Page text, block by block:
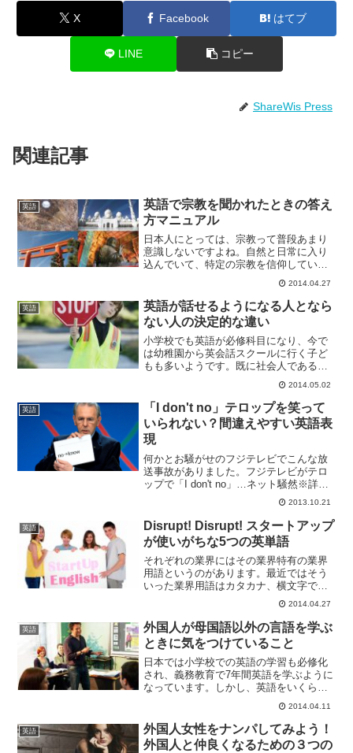
X Facebook はてブ
LINE コピー
ShareWis Press
関連記事
英語
英語で宗教を聞かれたときの答え
方マニュアル
日本人にとっては、宗教って普段あまり
意識しないですよね。自然と日常に入り
込んでいて、特定の宗教を信仰している
んだと思うような事はあまりないもので
す。しかし、所変われば品変わる。外国
人にとっては、宗教は避けては通れない
もの。これは、いわば日本...
2014.04.27
英語
英語が話せるようになる人となら
ない人の決定的な違い
小学校でも英語が必修科目になり、今で
は幼稚園から英会話スクールに行く子ど
もも多いようです。既に社会人である人
も、中学・高校時代だけでみっちり6年間
も英語を勉強しています。さらに受験英
語で徹底的に単語や文法を覚えますし、
大学でも一般教養として...
2014.05.02
英語
「I don't no」テロップを笑って
いられない？間違えやすい英語表
現
何かとお騒がせのフジテレビでこんな放
送事故がありました。フジテレビがテロ
ップで「I don't no」…ネット騒然※詳細
はリンクの画像をご覧下さい。もちろん"I
don't no." ではなく、正しくは "I don't
know." です...
2013.10.21
英語
Disrupt! Disrupt! スタートアップ
が使いがちな5つの英単語
それぞれの業界にはその業界特有の業界
用語というのがあります。最近ではそう
いった業界用語はカタカナ、横文字であ
ることがほとんどです。海外のQ&Aサイ
トQuoraで、テック系/スタートアップ系
の業界用語 (jargon)に関する質問で、5つ
の英...
2014.04.27
英語
外国人が母国語以外の言語を学ぶ
ときに気をつけていること
日本では小学校での英語の学習も必修化
され、義務教育で7年間英語を学ぶように
なっています。しかし、英語をいくら勉
強しても、英語を使いこなせない人が多
いのが現状です。その理由は、日本語が
英語と大きく異なることなど色々とあり
ますが、なんといっても...
2014.04.11
英語
外国人女性をナンパしてみよう！
外国人と仲良くなるための３つの